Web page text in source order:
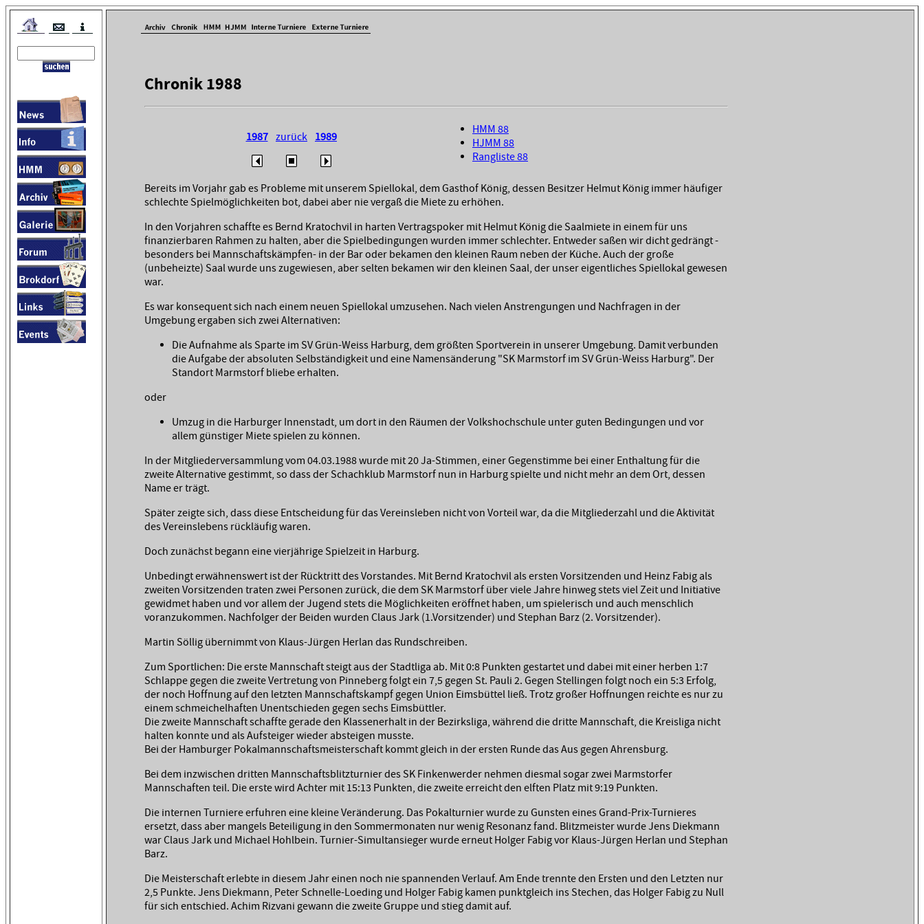
Chronik 1988
1987 zurück 1989
HMM 88
HJMM 88
Rangliste 88
Bereits im Vorjahr gab es Probleme mit unserem Spiellokal, dem Gasthof König, dessen Besitzer Helmut König immer häufiger
schlechte Spielmöglichkeiten bot, dabei aber nie vergaß die Miete zu erhöhen.
In den Vorjahren schaffte es Bernd Kratochvil in harten Vertragspoker mit Helmut König die Saalmiete in einem für uns
finanzierbaren Rahmen zu halten, aber die Spielbedingungen wurden immer schlechter. Entweder saßen wir dicht gedrängt -
besonders bei Mannschaftskämpfen- in der Bar oder bekamen den kleinen Raum neben der Küche. Auch der große
(unbeheizte) Saal wurde uns zugewiesen, aber selten bekamen wir den kleinen Saal, der unser eigentliches Spiellokal gewesen
war.
Es war konsequent sich nach einem neuen Spiellokal umzusehen. Nach vielen Anstrengungen und Nachfragen in der
Umgebung ergaben sich zwei Alternativen:
Die Aufnahme als Sparte im SV Grün-Weiss Harburg, dem größten Sportverein in unserer Umgebung. Damit verbunden
die Aufgabe der absoluten Selbständigkeit und eine Namensänderung "SK Marmstorf im SV Grün-Weiss Harburg". Der
Standort Marmstorf bliebe erhalten.
oder
Umzug in die Harburger Innenstadt, um dort in den Räumen der Volkshochschule unter guten Bedingungen und vor
allem günstiger Miete spielen zu können.
In der Mitgliederversammlung vom 04.03.1988 wurde mit 20 Ja-Stimmen, einer Gegenstimme bei einer Enthaltung für die
zweite Alternative gestimmt, so dass der Schachklub Marmstorf nun in Harburg spielte und nicht mehr an dem Ort, dessen
Name er trägt.
Später zeigte sich, dass diese Entscheidung für das Vereinsleben nicht von Vorteil war, da die Mitgliederzahl und die Aktivität
des Vereinslebens rückläufig waren.
Doch zunächst begann eine vierjährige Spielzeit in Harburg.
Unbedingt erwähnenswert ist der Rücktritt des Vorstandes. Mit Bernd Kratochvil als ersten Vorsitzenden und Heinz Fabig als
zweiten Vorsitzenden traten zwei Personen zurück, die dem SK Marmstorf über viele Jahre hinweg stets viel Zeit und Initiative
gewidmet haben und vor allem der Jugend stets die Möglichkeiten eröffnet haben, um spielerisch und auch menschlich
voranzukommen. Nachfolger der Beiden wurden Claus Jark (1.Vorsitzender) und Stephan Barz (2. Vorsitzender).
Martin Söllig übernimmt von Klaus-Jürgen Herlan das Rundschreiben.
Zum Sportlichen: Die erste Mannschaft steigt aus der Stadtliga ab. Mit 0:8 Punkten gestartet und dabei mit einer herben 1:7
Schlappe gegen die zweite Vertretung von Pinneberg folgt ein 7,5 gegen St. Pauli 2. Gegen Stellingen folgt noch ein 5:3 Erfolg,
der noch Hoffnung auf den letzten Mannschaftskampf gegen Union Eimsbüttel ließ. Trotz großer Hoffnungen reichte es nur zu
einem schmeichelhaften Unentschieden gegen sechs Eimsbüttler.
Die zweite Mannschaft schaffte gerade den Klassenerhalt in der Bezirksliga, während die dritte Mannschaft, die Kreisliga nicht
halten konnte und als Aufsteiger wieder absteigen musste.
Bei der Hamburger Pokalmannschaftsmeisterschaft kommt gleich in der ersten Runde das Aus gegen Ahrensburg.
Bei dem inzwischen dritten Mannschaftsblitzturnier des SK Finkenwerder nehmen diesmal sogar zwei Marmstorfer
Mannschaften teil. Die erste wird Achter mit 15:13 Punkten, die zweite erreicht den elften Platz mit 9:19 Punkten.
Die internen Turniere erfuhren eine kleine Veränderung. Das Pokalturnier wurde zu Gunsten eines Grand-Prix-Turnieres
ersetzt, dass aber mangels Beteiligung in den Sommermonaten nur wenig Resonanz fand. Blitzmeister wurde Jens Diekmann
war Claus Jark und Michael Hohlbein. Turnier-Simultansieger wurde erneut Holger Fabig vor Klaus-Jürgen Herlan und Stephan
Barz.
Die Meisterschaft erlebte in diesem Jahr einen noch nie spannenden Verlauf. Am Ende trennte den Ersten und den Letzten nur
2,5 Punkte. Jens Diekmann, Peter Schnelle-Loeding und Holger Fabig kamen punktgleich ins Stechen, das Holger Fabig zu Null
für sich entschied. Achim Rizvani gewann die zweite Gruppe und stieg damit auf.